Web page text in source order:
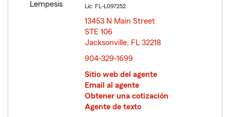
Lic: FL-L097252
13453 N Main Street
STE 106
Jacksonville, FL 32218
904-329-1699
Sitio web del agente
Email al agente
Obtener una cotización
Agente de texto